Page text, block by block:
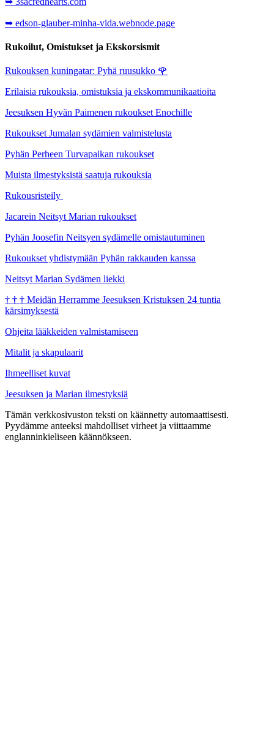
➥ edson-glauber-minha-vida.webnode.page
Rukoilut, Omistukset ja Ekskorsismit
Rukouksen kuningatar: Pyhä ruusukko 🌹
Erilaisia rukouksia, omistuksia ja ekskommunikaatioita
Jeesuksen Hyvän Paimenen rukoukset Enochille
Rukoukset Jumalan sydämien valmistelusta
Pyhän Perheen Turvapaikan rukoukset
Muista ilmestyksistä saatuja rukouksia
Rukousristeily
Jacarein Neitsyt Marian rukoukset
Pyhän Joosefin Neitsyen sydämelle omistautuminen
Rukoukset yhdistymään Pyhän rakkauden kanssa
Neitsyt Marian Sydämen liekki
† † † Meidän Herramme Jeesuksen Kristuksen 24 tuntia
kärsimyksestä
Ohjeita lääkkeiden valmistamiseen
Mitalit ja skapulaarit
Ihmeelliset kuvat
Jeesuksen ja Marian ilmestyksiä
Tämän verkkosivuston teksti on käännetty automaattisesti.
Pyydämme anteeksi mahdolliset virheet ja viittaamme
englanninkieliseen käännökseen.